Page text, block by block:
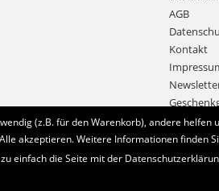
AGB
Kontakt
Bestellung
(z.B. für den Warenkorb), andere
akzeptieren. Weitere Informationen finden
einfach die Seite mit der